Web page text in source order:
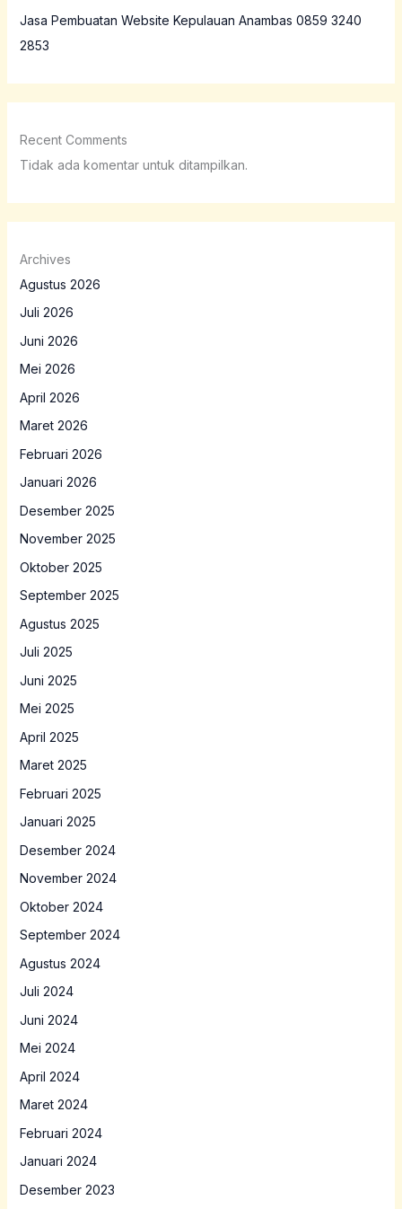
Jasa Pembuatan Website Kepulauan Anambas 0859 3240
2853
Recent Comments
Tidak ada komentar untuk ditampilkan.
Archives
Agustus 2026
Juli 2026
Juni 2026
Mei 2026
April 2026
Maret 2026
Februari 2026
Januari 2026
Desember 2025
November 2025
Oktober 2025
September 2025
Agustus 2025
Juli 2025
Juni 2025
Mei 2025
April 2025
Maret 2025
Februari 2025
Januari 2025
Desember 2024
November 2024
Oktober 2024
September 2024
Agustus 2024
Juli 2024
Juni 2024
Mei 2024
April 2024
Maret 2024
Februari 2024
Januari 2024
Desember 2023